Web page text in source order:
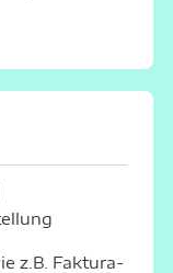
z.B. Faktura-